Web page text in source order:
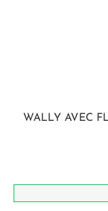
WALLY AVEC